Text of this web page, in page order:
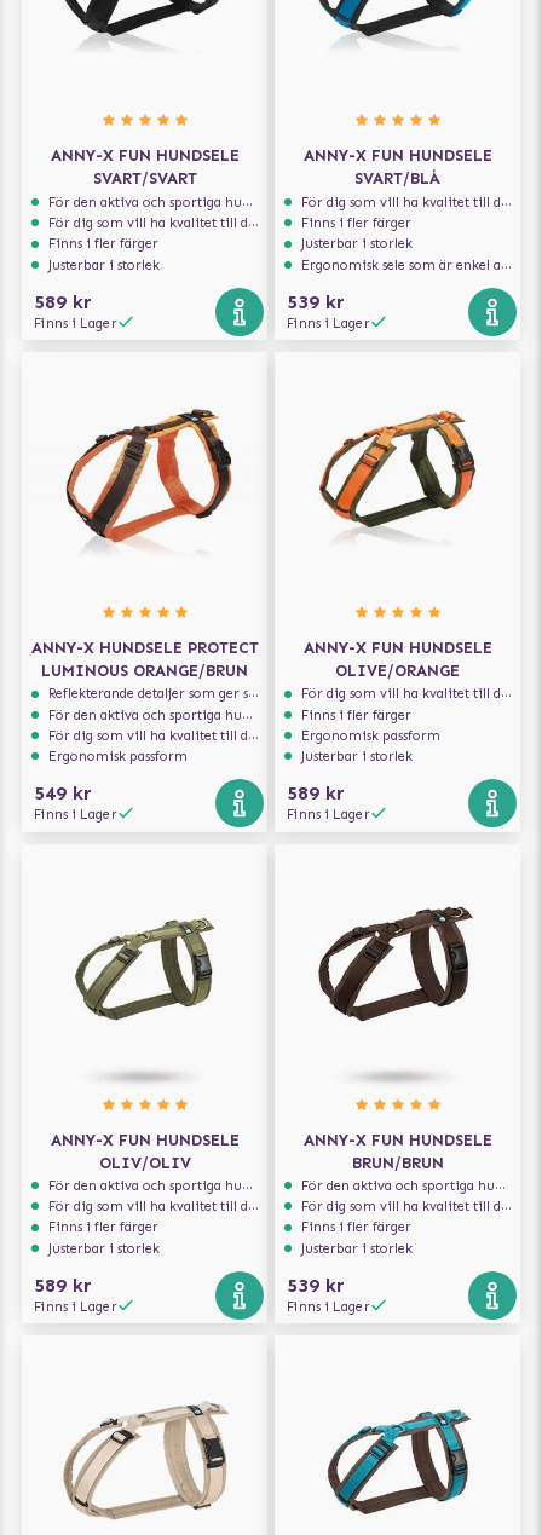
ANNY-X FUN HUNDSELE
SVART/SVART
För den aktiva och sportiga hunden
För dig som vill ha kvalitet till din hund!
Finns i fler färger
Justerbar i storlek
589 kr
Finns i Lager
ANNY-X FUN HUNDSELE
SVART/BLÅ
För dig som vill ha kvalitet till din hund!
Finns i fler färger
Justerbar i storlek
Ergonomisk sele som är enkel att ta på och av
539 kr
Finns i Lager
ANNY-X HUNDSELE PROTECT
LUMINOUS ORANGE/BRUN
Reflekterande detaljer som ger synlighet i svagt ljus
För den aktiva och sportiga hunden
För dig som vill ha kvalitet till din hund!
Ergonomisk passform
549 kr
Finns i Lager
ANNY-X FUN HUNDSELE
OLIVE/ORANGE
För dig som vill ha kvalitet till din hund!
Finns i fler färger
Ergonomisk passform
Justerbar i storlek
589 kr
Finns i Lager
ANNY-X FUN HUNDSELE
OLIV/OLIV
För den aktiva och sportiga hunden
För dig som vill ha kvalitet till din hund!
Finns i fler färger
Justerbar i storlek
589 kr
Finns i Lager
ANNY-X FUN HUNDSELE
BRUN/BRUN
För den aktiva och sportiga hunden
För dig som vill ha kvalitet till din hund!
Finns i fler färger
Justerbar i storlek
539 kr
Finns i Lager